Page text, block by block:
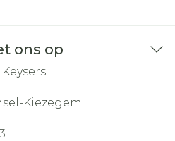
ons op
Kiezegem